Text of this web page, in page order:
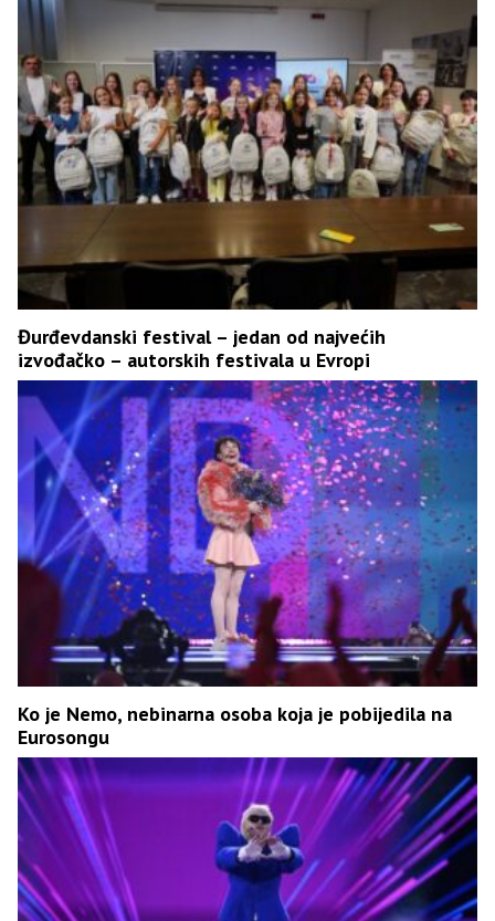
Đurđevdanski festival – jedan od najvećih
izvođačko – autorskih festivala u Evropi
Ko je Nemo, nebinarna osoba koja je pobijedila na
Eurosongu